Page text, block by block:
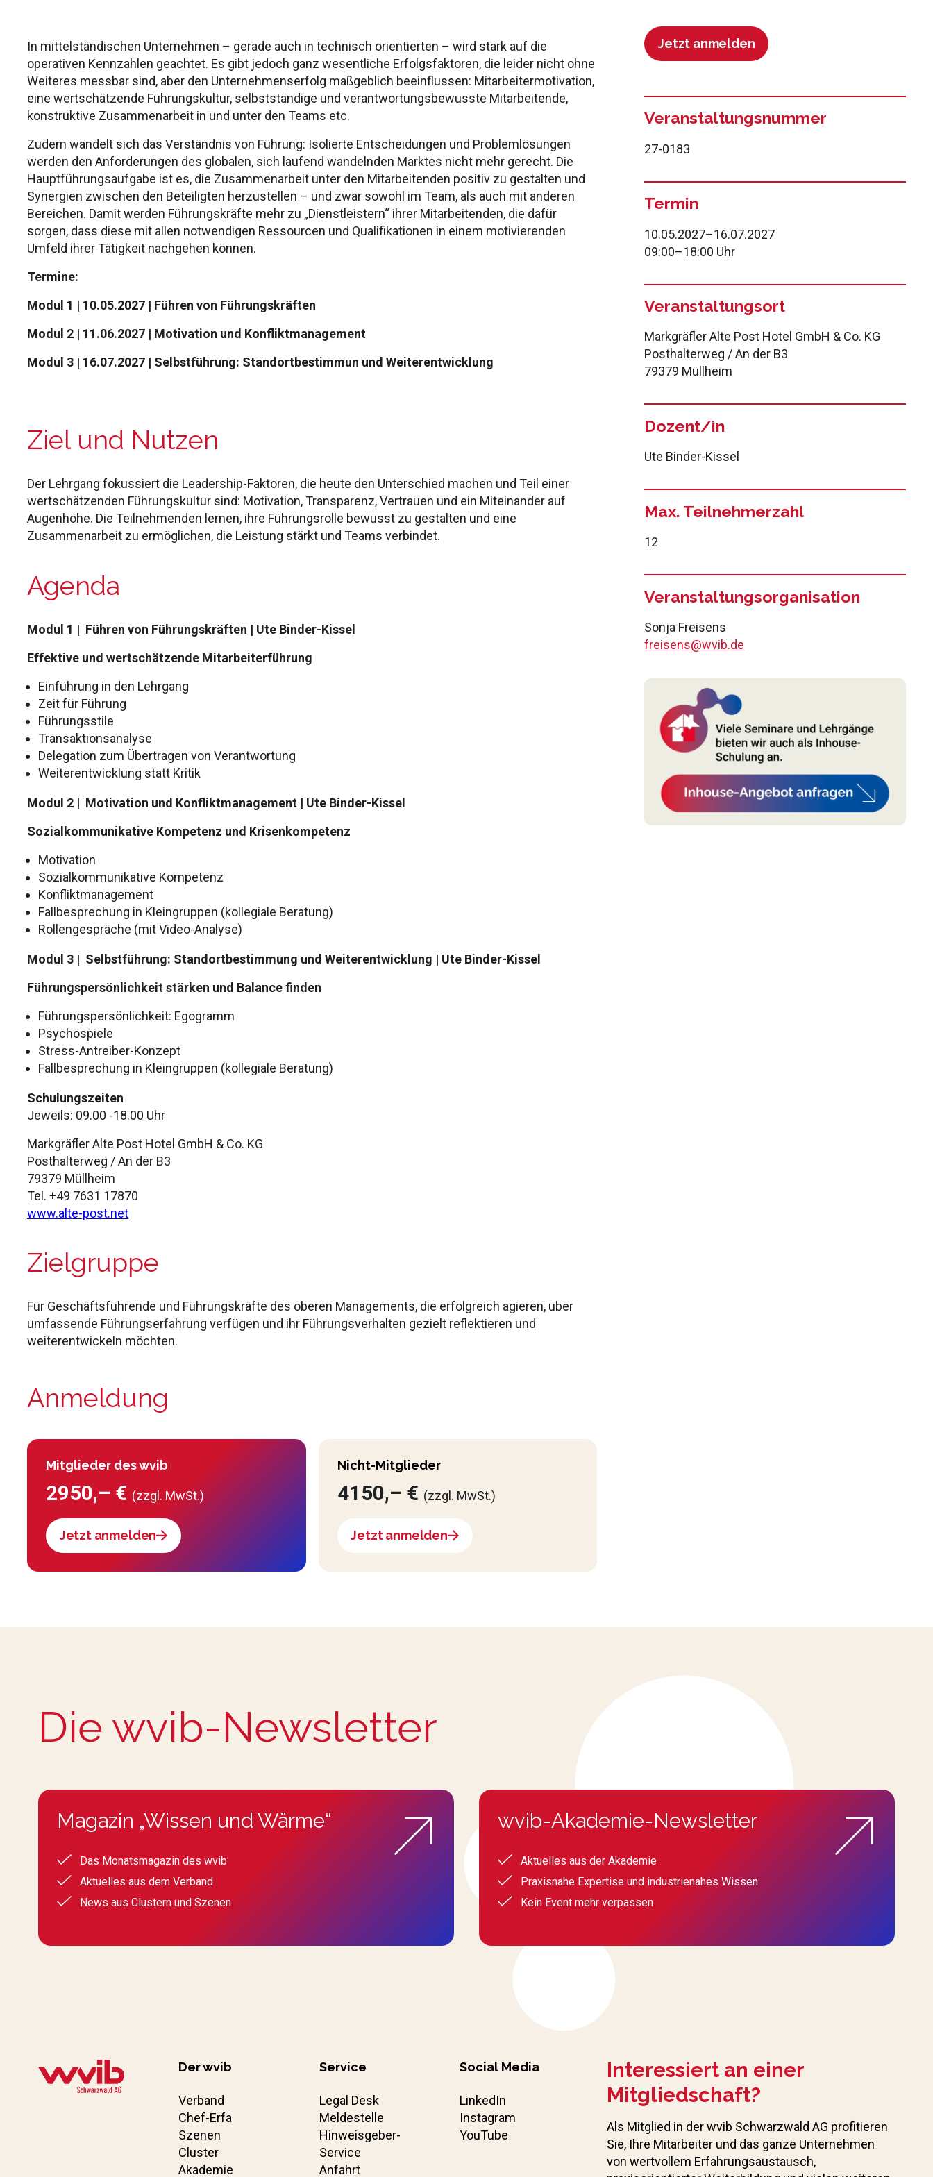
In mittelständischen Unternehmen – gerade auch in technisch orientierten – wird stark auf die
operativen Kennzahlen geachtet. Es gibt jedoch ganz wesentliche Erfolgsfaktoren, die leider nicht ohne
Weiteres messbar sind, aber den Unternehmenserfolg maßgeblich beeinflussen: Mitarbeitermotivation,
eine wertschätzende Führungskultur, selbstständige und verantwortungsbewusste Mitarbeitende,
konstruktive Zusammenarbeit in und unter den Teams etc.
Zudem wandelt sich das Verständnis von Führung: Isolierte Entscheidungen und Problemlösungen
werden den Anforderungen des globalen, sich laufend wandelnden Marktes nicht mehr gerecht. Die
Hauptführungsaufgabe ist es, die Zusammenarbeit unter den Mitarbeitenden positiv zu gestalten und
Synergien zwischen den Beteiligten herzustellen – und zwar sowohl im Team, als auch mit anderen
Bereichen. Damit werden Führungskräfte mehr zu „Dienstleistern“ ihrer Mitarbeitenden, die dafür
sorgen, dass diese mit allen notwendigen Ressourcen und Qualifikationen in einem motivierenden
Umfeld ihrer Tätigkeit nachgehen können.
Termine:
Modul 1 | 10.05.2027 | Führen von Führungskräften
Modul 2 | 11.06.2027 | Motivation und Konfliktmanagement
Modul 3 | 16.07.2027 | Selbstführung: Standortbestimmun und Weiterentwicklung
Ziel und Nutzen
Der Lehrgang fokussiert die Leadership-Faktoren, die heute den Unterschied machen und Teil einer
wertschätzenden Führungskultur sind: Motivation, Transparenz, Vertrauen und ein Miteinander auf
Augenhöhe. Die Teilnehmenden lernen, ihre Führungsrolle bewusst zu gestalten und eine
Zusammenarbeit zu ermöglichen, die Leistung stärkt und Teams verbindet.
Agenda
Modul 1 | Führen von Führungskräften | Ute Binder-Kissel
Effektive und wertschätzende Mitarbeiterführung
Einführung in den Lehrgang
Zeit für Führung
Führungsstile
Transaktionsanalyse
Delegation zum Übertragen von Verantwortung
Weiterentwicklung statt Kritik
Modul 2 | Motivation und Konfliktmanagement | Ute Binder-Kissel
Sozialkommunikative Kompetenz und Krisenkompetenz
Motivation
Sozialkommunikative Kompetenz
Konfliktmanagement
Fallbesprechung in Kleingruppen (kollegiale Beratung)
Rollengespräche (mit Video-Analyse)
Modul 3 | Selbstführung: Standortbestimmung und Weiterentwicklung | Ute Binder-Kissel
Führungspersönlichkeit stärken und Balance finden
Führungspersönlichkeit: Egogramm
Psychospiele
Stress-Antreiber-Konzept
Fallbesprechung in Kleingruppen (kollegiale Beratung)
Schulungszeiten
Jeweils: 09.00 -18.00 Uhr
Markgräfler Alte Post Hotel GmbH & Co. KG
Posthalterweg / An der B3
79379 Müllheim
Tel. +49 7631 17870
www.alte-post.net
Zielgruppe
Für Geschäftsführende und Führungskräfte des oberen Managements, die erfolgreich agieren, über
umfassende Führungserfahrung verfügen und ihr Führungsverhalten gezielt reflektieren und
weiterentwickeln möchten.
Anmeldung
Mitglieder des wvib
2950,– € (zzgl. MwSt.)
Jetzt anmelden
Nicht-Mitglieder
4150,– € (zzgl. MwSt.)
Jetzt anmelden
Jetzt anmelden
Veranstaltungsnummer
27-0183
Termin
10.05.2027–16.07.2027
09:00–18:00 Uhr
Veranstaltungsort
Markgräfler Alte Post Hotel GmbH & Co. KG
Posthalterweg / An der B3
79379 Müllheim
Dozent/in
Ute Binder-Kissel
Max. Teilnehmerzahl
12
Veranstaltungsorganisation
Sonja Freisens
freisens@wvib.de
Die wvib-Newsletter
Magazin „Wissen und Wärme“
Das Monatsmagazin des wvib
Aktuelles aus dem Verband
News aus Clustern und Szenen
wvib-Akademie-Newsletter
Aktuelles aus der Akademie
Praxisnahe Expertise und industrienahes Wissen
Kein Event mehr verpassen
Der wvib
Verband
Chef-Erfa
Szenen
Cluster
Akademie
Service
Legal Desk
Meldestelle
Hinweisgeber-
Service
Anfahrt
Social Media
LinkedIn
Instagram
YouTube
Interessiert an einer
Mitgliedschaft?
Als Mitglied in der wvib Schwarzwald AG profitieren
Sie, Ihre Mitarbeiter und das ganze Unternehmen
von wertvollem Erfahrungs­austausch,